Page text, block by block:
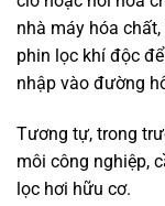
nhà máy hóa
phin lọc khí độc
nhập vào đường
Tương tự, trong
môi công nghiệp,
lọc hơi hữu cơ.